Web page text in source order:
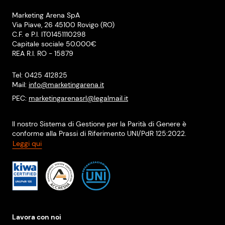
Marketing Arena SpA
Via Piave, 26 45100 Rovigo (RO)
C.F. e P.I. IT01451110298
Capitale sociale 50.000€
REA R.I. RO - 15879
Tel: 0425 412825
Mail: info@marketingarena.it
PEC: marketingarenasrl@legalmail.it
Il nostro Sistema di Gestione per la Parità di Genere è
conforme alla Prassi di Riferimento UNI/PdR 125:2022.
Leggi qui
Lavora con noi